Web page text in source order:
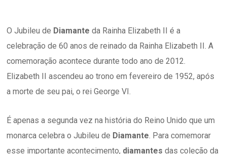
O Jubileu de Diamante da Rainha Elizabeth II é a
celebração de 60 anos de reinado da Rainha Elizabeth II. A
comemoração acontece durante todo ano de 2012.
Elizabeth II ascendeu ao trono em fevereiro de 1952, após
a morte de seu pai, o rei George VI.
É apenas a segunda vez na história do Reino Unido que um
monarca celebra o Jubileu de Diamante. Para comemorar
esse importante acontecimento, diamantes das coleção da